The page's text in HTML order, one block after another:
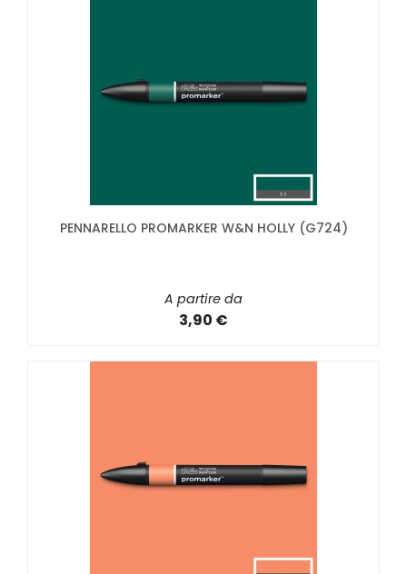
PENNARELLO PROMARKER W&N HOLLY (G724)
A partire da
3,90 €